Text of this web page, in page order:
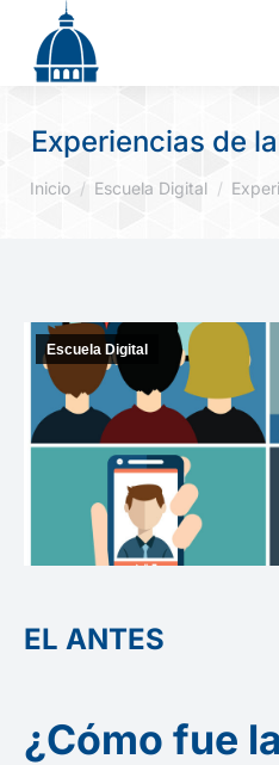
Experiencias de
Estás aquí:
Inicio Escuela Digital
Escuela Digital
EL ANTES
¿Cómo fue